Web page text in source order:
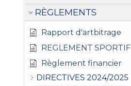
RÈGLEMENTS
Rapport d'artbitrage
REGLEMENT SPORTIF
Règlement financier
DIRECTIVES 2024/2025